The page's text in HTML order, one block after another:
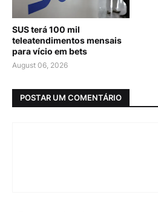
SUS terá 100 mil
teleatendimentos mensais
para vício em bets
August 06, 2026
POSTAR UM COMENTÁRIO